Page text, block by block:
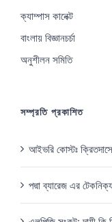
ক্যাম্পাস কানেক্ট
বাংলায় বিজ্ঞানচর্চা
অনুশীলন সমিতি
সম্প্রতি প্রকাশিত
আইভরি কোস্টঃ
পদ্মা ব্যারেজ এর